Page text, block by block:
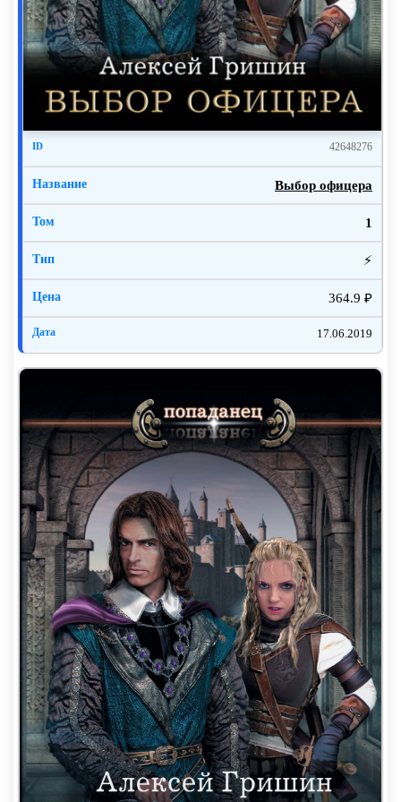
где можно выпить настоящий «Гиннесс».
Через пару недель после получения образца – куска
бумаги с текстом, оторванного от последней
страницы, криминалист сообщил, что результаты
интересные, но говорить о них насухую будет
нарушением традиций, потому ждет меня в
условленном месте уже сегодня.
В баре после пары общих фраз он перешел к делу.
– Леша, ты где это откопал?
– Ты не поверишь – нашел, а что, это серьезный
антиквариат?
– Нет, не надейся. Но штука действительно
и, по-моему, издеваясь надо мной. – Значит, слушай.
может полгода назад, не дольше.
– Ну и что тут интересного? Тоже мне, великий
эксперт Кибрит. Я тебя всегда рад видеть, но чего
торопить-то было?
– Леша, ты не дослушал. Сделано все действительно
недавно, но по четким средневековым рецептам. Моя
оценка – шестнадцатый – семнадцатый век, Европа.
И никакой попытки искусственного старения! Ты где
такого фальсификатора нашел? Недавно у меня на
экспертизе были якобы антикварные бумаги,
сделанные группой мошенников, так их два доктора
наук консультировали, но все равно идентичности не
получилось, а вот искусственное старение – было. А
у тебя, если это состарить, точно никто подделки не
увидит, гарантирую.
На следующий день я позвонил сослуживцу, чтобы
42648276
Выбор офицера
1
⚡
364.9 ₽
17.06.2019